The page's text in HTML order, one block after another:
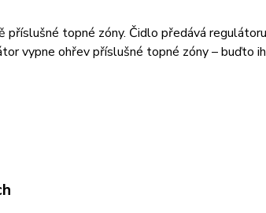
příslušné topné zóny. Čidlo předává
vypne ohřev příslušné topné zóny – buďto